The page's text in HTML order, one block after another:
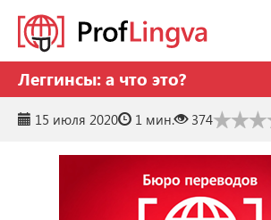
Леггинсы: а что это?
15 июля 2020 1 мин. 374